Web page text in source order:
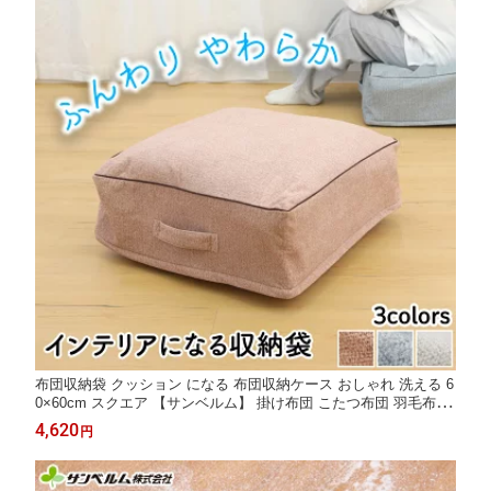
布団収納袋 クッション になる 布団収納ケース おしゃれ 洗える 6
0×60cm スクエア 【サンベルム】 掛け布団 こたつ布団 羽毛布団
毛布 シングル 座布団 フロアクッション 衣服 衣類 収納袋 省スペ
ース 見せる収納 ふんわり オットマン
4,620 円